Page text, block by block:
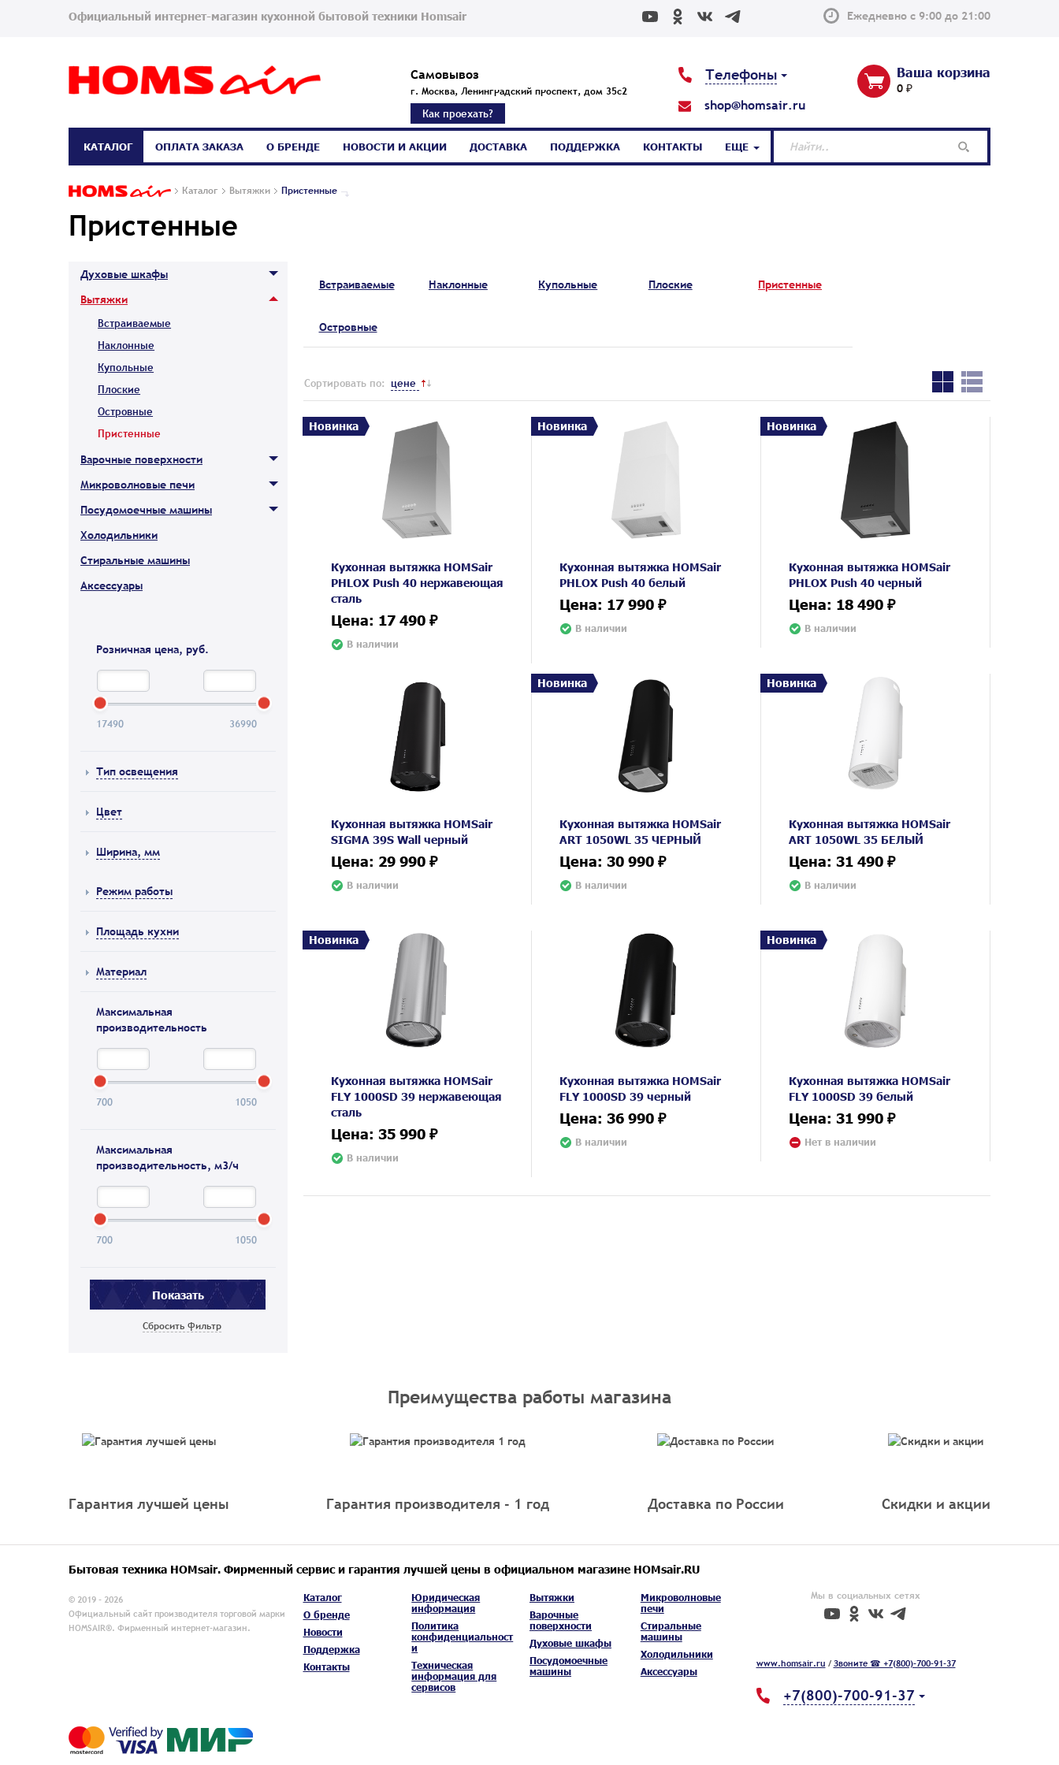
Официальный интернет-магазин кухонной бытовой техники Homsair Ежедневно с 9:00 до 21:00
Самовывоз
г. Москва, Ленинградский проспект, дом 35с2
Как проехать?
Телефоны
shop@homsair.ru
Ваша корзина
0 ₽
Каталог Вытяжки Пристенные
Пристенные
Духовые шкафы
Вытяжки
Встраиваемые
Наклонные
Купольные
Плоские
Островные
Пристенные
Варочные поверхности
Микроволновые печи
Посудомоечные машины
Холодильники
Стиральные машины
Аксессуары
Розничная цена, руб.
17490 36990
Тип освещения
Цвет
Ширина, мм
Режим работы
Площадь кухни
Материал
Максимальная
производительность
700 1050
Максимальная
производительность, м3/ч
700 1050
Встраиваемые Наклонные Купольные Плоские Пристенные
Островные
Сортировать по: цене
Новинка
Кухонная вытяжка HOMSair
PHLOX Push 40 нержавеющая
сталь
Цена: 17 490 ₽
В наличии
Новинка
Кухонная вытяжка HOMSair
PHLOX Push 40 белый
Цена: 17 990 ₽
В наличии
Новинка
Кухонная вытяжка HOMSair
PHLOX Push 40 черный
Цена: 18 490 ₽
В наличии
Кухонная вытяжка HOMSair
SIGMA 39S Wall черный
Цена: 29 990 ₽
В наличии
Новинка
Кухонная вытяжка HOMSair
ART 1050WL 35 ЧЕРНЫЙ
Цена: 30 990 ₽
В наличии
Новинка
Кухонная вытяжка HOMSair
ART 1050WL 35 БЕЛЫЙ
Цена: 31 490 ₽
В наличии
Новинка
Кухонная вытяжка HOMSair
FLY 1000SD 39 нержавеющая
сталь
Цена: 35 990 ₽
В наличии
Кухонная вытяжка HOMSair
FLY 1000SD 39 черный
Цена: 36 990 ₽
В наличии
Новинка
Кухонная вытяжка HOMSair
FLY 1000SD 39 белый
Цена: 31 990 ₽
Нет в наличии
Преимущества работы магазина
Гарантия лучшей цены Гарантия производителя - 1 год Доставка по России Скидки и акции
КАТАЛОГ ОПЛАТА ЗАКАЗА О БРЕНДЕ НОВОСТИ И АКЦИИ ДОСТАВКА ПОДДЕРЖКА КОНТАКТЫ ЕЩЕ
Бытовая техника HOMsair. Фирменный сервис и гарантия лучшей цены в официальном магазине HOMsair.RU
© 2019 - 2026
Официальный сайт производителя торговой марки
HOMSAIR®. Фирменный интернет-магазин.
Каталог
О бренде
Новости
Поддержка
Контакты
Юридическая
информация
Политика
конфиденциальност
и
Техническая
информация для
сервисов
Вытяжки
Варочные
поверхности
Духовые шкафы
Посудомоечные
машины
Микроволновые
печи
Стиральные
машины
Холодильники
Аксессуары
Мы в социальных сетях
www.homsair.ru /Звоните ☎ +7(800)-700-91-37
+7(800)-700-91-37